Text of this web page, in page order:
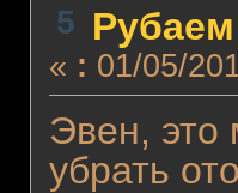
5
« : 01/05/
Эвен, это
убрать